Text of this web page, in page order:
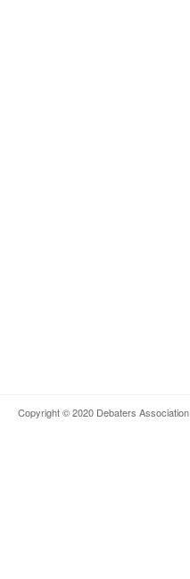
Copyright © 2020 Debaters Association